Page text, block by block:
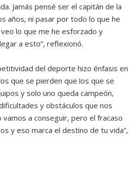
Jamás pensé ser el capitán de la
años, ni pasar por todo lo que he
lo que me he esforzado y
a esto”, reflexionó.
del deporte hizo énfasis en
que se pierden que los que se
y solo uno queda campeón,
y obstáculos que nos
vamos a conseguir, pero el fracaso
y eso marca el destino de tu vida”,